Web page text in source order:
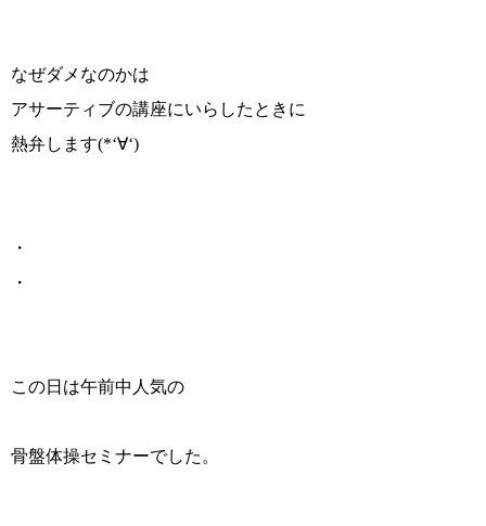
なぜダメなのかは
アサーティブの講座にいらしたときに
熱弁します(*‘∀‘)
・
・
この日は午前中人気の
骨盤体操セミナーでした。